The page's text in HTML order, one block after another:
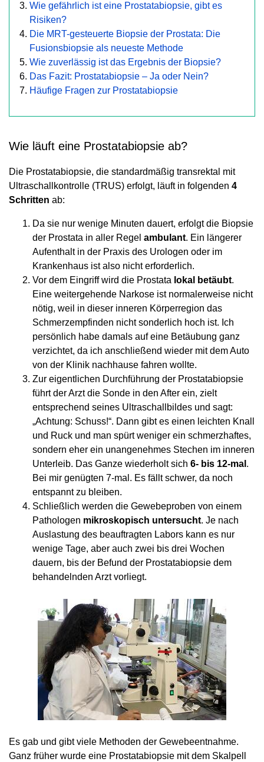
Wie gefährlich ist eine Prostatabiopsie, gibt es
Risiken?
Die MRT-gesteuerte Biopsie der Prostata: Die
Fusionsbiopsie als neueste Methode
Wie zuverlässig ist das Ergebnis der Biopsie?
Das Fazit: Prostatabiopsie – Ja oder Nein?
Häufige Fragen zur Prostatabiopsie
Wie läuft eine Prostatabiopsie ab?
Die Prostatabiopsie, die standardmäßig transrektal mit
Ultraschallkontrolle (TRUS) erfolgt, läuft in folgenden 4
Schritten ab:
Da sie nur wenige Minuten dauert, erfolgt die Biopsie
der Prostata in aller Regel ambulant. Ein längerer
Aufenthalt in der Praxis des Urologen oder im
Krankenhaus ist also nicht erforderlich.
Vor dem Eingriff wird die Prostata lokal betäubt.
Eine weitergehende Narkose ist normalerweise nicht
nötig, weil in dieser inneren Körperregion das
Schmerzempfinden nicht sonderlich hoch ist. Ich
persönlich habe damals auf eine Betäubung ganz
verzichtet, da ich anschließend wieder mit dem Auto
von der Klinik nachhause fahren wollte.
Zur eigentlichen Durchführung der Prostatabiopsie
führt der Arzt die Sonde in den After ein, zielt
entsprechend seines Ultraschallbildes und sagt:
„Achtung: Schuss!“. Dann gibt es einen leichten Knall
und Ruck und man spürt weniger ein schmerzhaftes,
sondern eher ein unangenehmes Stechen im inneren
Unterleib. Das Ganze wiederholt sich 6- bis 12-mal .
Bei mir genügten 7-mal. Es fällt schwer, da noch
entspannt zu bleiben.
Schließlich werden die Gewebeproben von einem
Pathologen mikroskopisch untersucht. Je nach
Auslastung des beauftragten Labors kann es nur
wenige Tage, aber auch zwei bis drei Wochen
dauern, bis der Befund der Prostatabiopsie dem
behandelnden Arzt vorliegt.
Es gab und gibt viele Methoden der Gewebeentnahme.
Ganz früher wurde eine Prostatabiopsie mit dem Skalpell